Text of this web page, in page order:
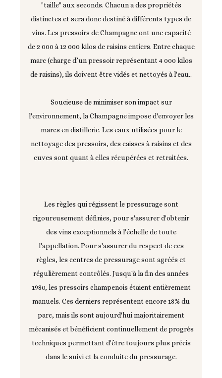
"taille" aux seconds. Chacun a des propriétés
distinctes et sera donc destiné à différents types de
vins. Les pressoirs de Champagne ont une capacité
de 2 000 à 12 000 kilos de raisins entiers. Entre chaque
marc (charge d’un pressoir représentant 4 000 kilos
de raisins), ils doivent être vidés et nettoyés à l'eau..
Soucieuse de minimiser son impact sur
l'environnement, la Champagne impose d'envoyer les
marcs en distillerie. Les eaux utilisées pour le
nettoyage des pressoirs, des caisses à raisins et des
cuves sont quant à elles récupérées et retraitées.
Les règles qui régissent le pressurage sont
rigoureusement définies, pour s'assurer d'obtenir
des vins exceptionnels à l'échelle de toute
l'appellation. Pour s'assurer du respect de ces
règles, les centres de pressurage sont agréés et
régulièrement contrôlés. Jusqu'à la fin des années
1980, les pressoirs champenois étaient entièrement
manuels. Ces derniers représentent encore 18% du
parc, mais ils sont aujourd'hui majoritairement
mécanisés et bénéficient continuellement de progrès
techniques permettant d'être toujours plus précis
dans le suivi et la conduite du pressurage.